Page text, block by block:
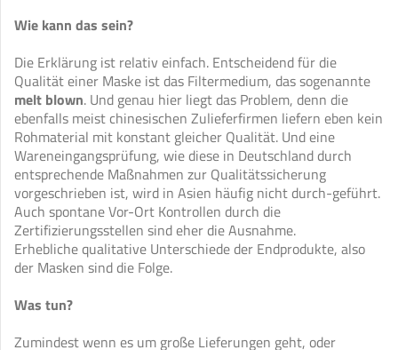
Wie kann das sein?
Die Erklärung ist relativ einfach. Entscheidend für die
Qualität einer Maske ist das Filtermedium, das sogenannte
melt blown. Und genau hier liegt das Problem, denn die
ebenfalls meist chinesischen Zulieferfirmen liefern eben kein
Rohmaterial mit konstant gleicher Qualität. Und eine
Wareneingangsprüfung, wie diese in Deutschland durch
entsprechende Maßnahmen zur Qualitätssicherung
vorgeschrieben ist, wird in Asien häufig nicht durch-geführt.
Auch spontane Vor-Ort Kontrollen durch die
Zertifizierungsstellen sind eher die Ausnahme.
Erhebliche qualitative Unterschiede der Endprodukte, also
der Masken sind die Folge.
Was tun?
Zumindest wenn es um große Lieferungen geht, oder